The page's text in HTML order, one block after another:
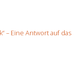
– Eine Antwort auf das